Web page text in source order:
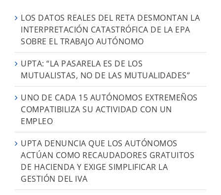
LOS DATOS REALES DEL RETA DESMONTAN LA
INTERPRETACIÓN CATASTRÓFICA DE LA EPA
SOBRE EL TRABAJO AUTÓNOMO
UPTA: “LA PASARELA ES DE LOS
MUTUALISTAS, NO DE LAS MUTUALIDADES”
UNO DE CADA 15 AUTÓNOMOS EXTREMEÑOS
COMPATIBILIZA SU ACTIVIDAD CON UN
EMPLEO
UPTA DENUNCIA QUE LOS AUTÓNOMOS
ACTÚAN COMO RECAUDADORES GRATUITOS
DE HACIENDA Y EXIGE SIMPLIFICAR LA
GESTIÓN DEL IVA